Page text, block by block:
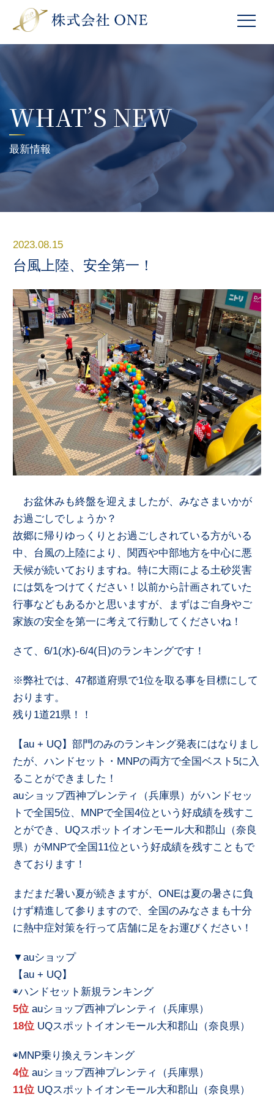
WHAT’S NEW
最新情報
2023.08.15
台風上陸、安全第一！
お盆休みも終盤を迎えましたが、みなさまいかが
お過ごしでしょうか？
故郷に帰りゆっくりとお過ごしされている方がいる
中、台風の上陸により、関西や中部地方を中心に悪
天候が続いておりますね。特に大雨による土砂災害
には気をつけてください！以前から計画されていた
行事などもあるかと思いますが、まずはご自身やご
家族の安全を第一に考えて行動してくださいね！
さて、6/1(水)-6/4(日)のランキングです！
※弊社では、47都道府県で1位を取る事を目標にして
おります。
残り1道21県！！
【au + UQ】部門のみのランキング発表にはなりまし
たが、ハンドセット・MNPの両方で全国ベスト5に入
ることができました！
auショップ西神プレンティ（兵庫県）がハンドセッ
トで全国5位、MNPで全国4位という好成績を残すこ
とができ、UQスポットイオンモール大和郡山（奈良
県）がMNPで全国11位という好成績を残すこともで
きております！
まだまだ暑い夏が続きますが、ONEは夏の暑さに負
けず精進して参りますので、全国のみなさまも十分
に熱中症対策を行って店舗に足をお運びください！
▼auショップ
【au + UQ】
◉ハンドセット新規ランキング
5位auショップ西神プレンティ（兵庫県）
18位UQスポットイオンモール大和郡山（奈良県）
◉MNP乗り換えランキング
4位auショップ西神プレンティ（兵庫県）
11位UQスポットイオンモール大和郡山（奈良県）